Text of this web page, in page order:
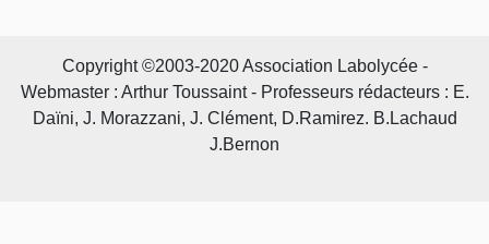
Copyright ©2003-2020 Association Labolycée -
Webmaster : Arthur Toussaint - Professeurs rédacteurs : E.
Daïni, J. Morazzani, J. Clément, D.Ramirez. B.Lachaud
J.Bernon